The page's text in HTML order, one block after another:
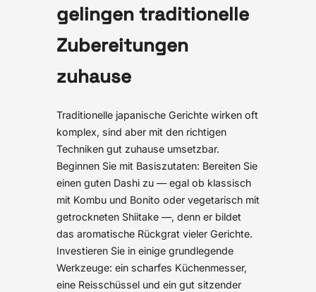
gelingen traditionelle
Zubereitungen
zuhause
Traditionelle japanische Gerichte wirken oft
komplex, sind aber mit den richtigen
Techniken gut zuhause umsetzbar.
Beginnen Sie mit Basiszutaten: Bereiten Sie
einen guten Dashi zu — egal ob klassisch
mit Kombu und Bonito oder vegetarisch mit
getrockneten Shiitake —, denn er bildet
das aromatische Rückgrat vieler Gerichte.
Investieren Sie in einige grundlegende
Werkzeuge: ein scharfes Küchenmesser,
eine Reisschüssel und ein gut sitzender